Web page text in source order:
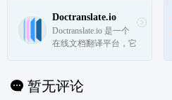
Doctranslate.io
Doctranslate.io 是一个
在线文档翻译平台，它
语言，旨在提高工作效
率，同时降低翻译成本
暂无评论